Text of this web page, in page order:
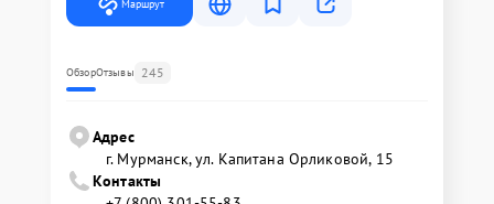
Маршрут
ОбзорОтзывы 245
Адрес
г. Мурманск, ул. Капитана Орликовой, 15
Контакты